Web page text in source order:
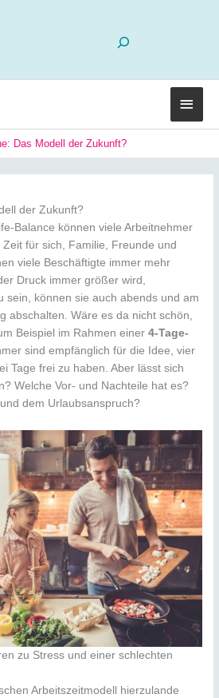
Das Modell der Zukunft?
der Zukunft?
Balance können viele Arbeitnehmer
für sich, Familie, Freunde und
viele Beschäftigte immer mehr
Druck immer größer wird,
sein, können sie auch abends und am
abschalten. Wäre es da nicht schön,
Beispiel im Rahmen einer4-Tage-
sind empfänglich für die Idee, vier
Tage frei zu haben. Aber lässt sich
Welche Vor- und Nachteile hat es?
dem Urlaubsanspruch?
zu Stress und einer schlechten
Arbeitszeitmodell hierzulande